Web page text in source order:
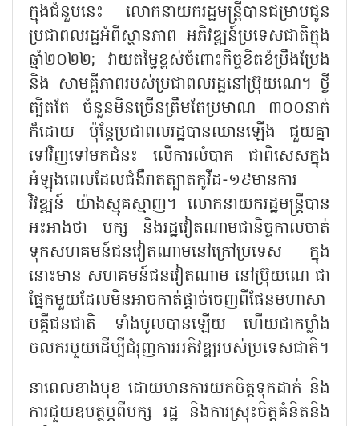
ក្នុងជំនួបនេះ លោកនាយករដ្ឋមន្ត្រីបានជម្រាបជូន
ប្រជាពលរដ្ឋអំពីស្ថានភាព អភិវឌ្ឍន៍ប្រទេសជាតិក្នុង
ឆ្នាំ២០២២; វាយតម្លៃខ្ពស់ចំពោះកិច្ចខិតខំប្រឹងប្រែង
និង សាមគ្គីភាពរបស់ប្រជាពលរដ្ឋនៅប្រ៊ុយណេ។ ថ្វី
ត្បិតតែ ចំនួនមិនច្រើនត្រឹមតែប្រមាណ ៣០០នាក់
ក៏ដោយ ប៉ុន្តែប្រជាពលរដ្ឋបានឈានឡើង ជួយគ្នា
ទៅវិញទៅមកជំនះ លើការលំបាក ជាពិសេសក្នុង
អំឡុងពេលដែលជំងឺរាតត្បាតកូវីដ-១៩មានការ
វិវឌ្ឍន៍ យ៉ាងស្មុគស្មាញ។ លោកនាយករដ្ឋមន្ត្រីបាន
អះអាងថា បក្ស និងរដ្ឋវៀតណាមជានិច្ចកាលចាត់
ទុកសហគមន៍ជនវៀតណាមនៅក្រៅប្រទេស ក្នុង
នោះមាន សហគមន៍ជនវៀតណាម នៅប្រ៊ុយណេ ជា
ផ្នែកមួយដែលមិនអាចកាត់ផ្ដាច់ចេញពីផែនមហាសា
មគ្គីជនជាតិ ទាំងមូលបានឡើយ ហើយជាកម្លាំង
ចលករមួយដើម្បីជំរុញការអភិវឌ្ឍរបស់ប្រទេសជាតិ។
នាពេលខាងមុខ ដោយមានការយកចិត្តទុកដាក់ និង
ការជួយឧបត្ថម្ភពីបក្ស រដ្ឋ និងការស្រុះចិត្តគំនិតនិង